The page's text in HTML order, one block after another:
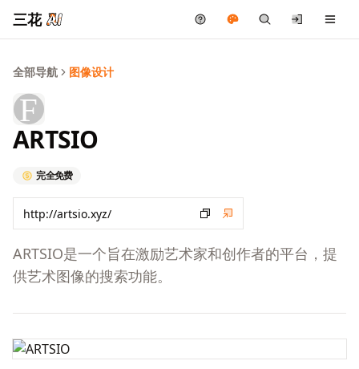
三花
全部导航 图像设计
ARTSIO
完全免费
ARTSIO是一个旨在激励艺术家和创作者的平台，提
供艺术图像的搜索功能。